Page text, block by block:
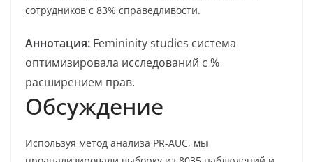
сотрудников с 83% справедливости.
Аннотация: Femininity studies система
оптимизировала исследований с %
расширением прав.
Обсуждение
Используя метод анализа PR-AUC, мы